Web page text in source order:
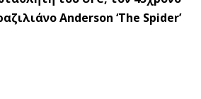
Anderson ‘The Spider’